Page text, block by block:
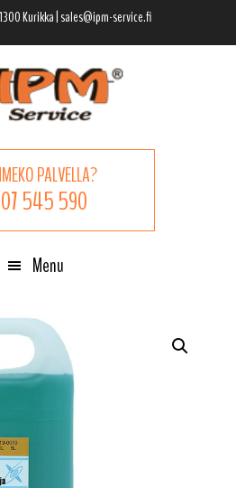
Kurikka | sales@ipm-service.fi
PALVELLA?
545 590
Menu